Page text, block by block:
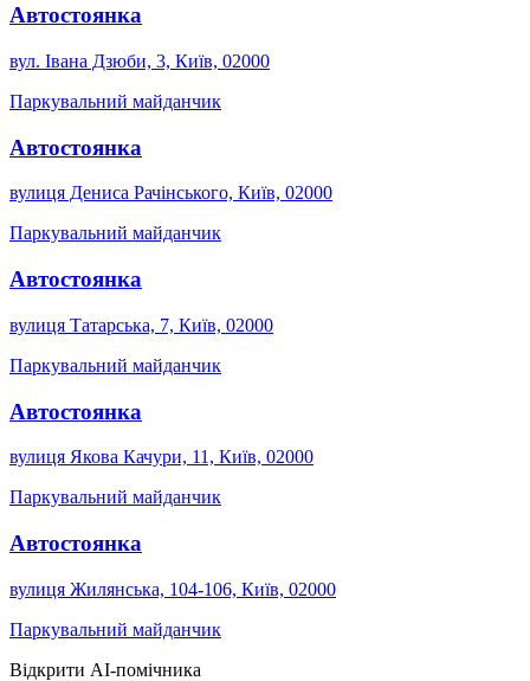
Автостоянка
вул. Івана Дзюби, 3, Київ, 02000
Паркувальний майданчик
Автостоянка
вулиця Дениса Рачінського, Київ, 02000
Паркувальний майданчик
Автостоянка
вулиця Татарська, 7, Київ, 02000
Паркувальний майданчик
Автостоянка
вулиця Якова Качури, 11, Київ, 02000
Паркувальний майданчик
Автостоянка
вулиця Жилянська, 104-106, Київ, 02000
Паркувальний майданчик
Відкрити AI-помічника